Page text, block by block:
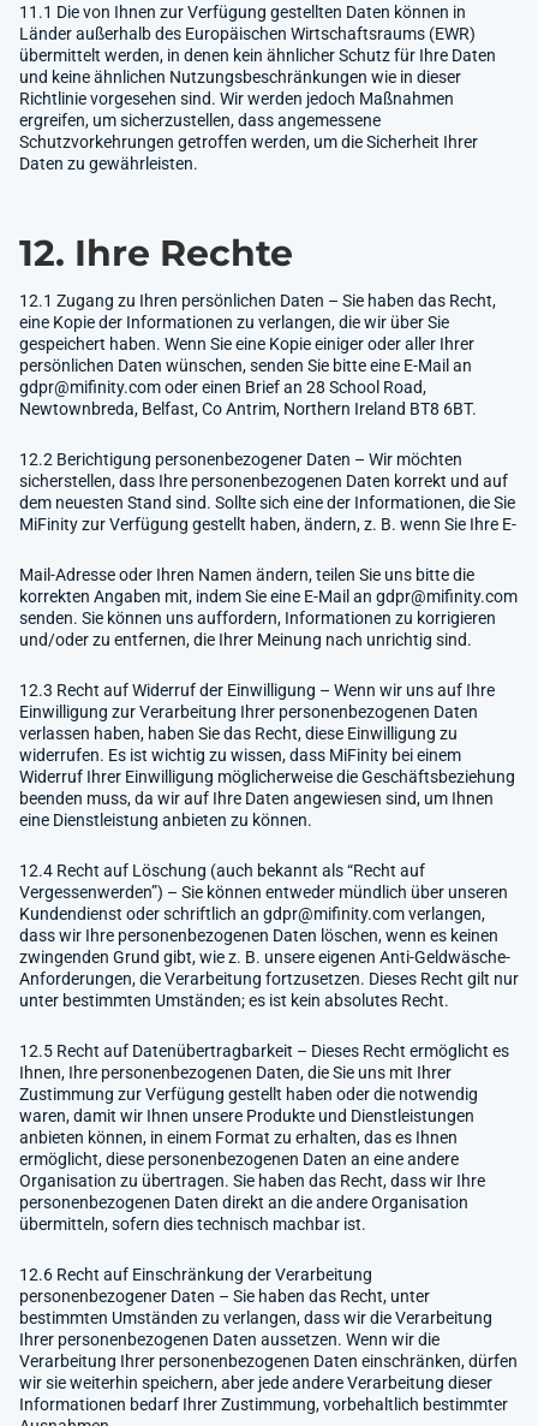
11.1 Die von Ihnen zur Verfügung gestellten Daten können in
Länder außerhalb des Europäischen Wirtschaftsraums (EWR)
übermittelt werden, in denen kein ähnlicher Schutz für Ihre Daten
und keine ähnlichen Nutzungsbeschränkungen wie in dieser
Richtlinie vorgesehen sind. Wir werden jedoch Maßnahmen
ergreifen, um sicherzustellen, dass angemessene
Schutzvorkehrungen getroffen werden, um die Sicherheit Ihrer
Daten zu gewährleisten.
12. Ihre Rechte
12.1 Zugang zu Ihren persönlichen Daten – Sie haben das Recht,
eine Kopie der Informationen zu verlangen, die wir über Sie
gespeichert haben. Wenn Sie eine Kopie einiger oder aller Ihrer
persönlichen Daten wünschen, senden Sie bitte eine E-Mail an
gdpr@mifinity.comoder einen Brief an 28 School Road,
Newtownbreda, Belfast, Co Antrim, Northern Ireland BT8 6BT.
12.2 Berichtigung personenbezogener Daten – Wir möchten
sicherstellen, dass Ihre personenbezogenen Daten korrekt und auf
dem neuesten Stand sind. Sollte sich eine der Informationen, die Sie
MiFinity zur Verfügung gestellt haben, ändern, z. B. wenn Sie Ihre E-
Mail-Adresse oder Ihren Namen ändern, teilen Sie uns bitte die
korrekten Angaben mit, indem Sie eine E-Mail an gdpr@mifinity.com
senden. Sie können uns auffordern, Informationen zu korrigieren
und/oder zu entfernen, die Ihrer Meinung nach unrichtig sind.
12.3 Recht auf Widerruf der Einwilligung – Wenn wir uns auf Ihre
Einwilligung zur Verarbeitung Ihrer personenbezogenen Daten
verlassen haben, haben Sie das Recht, diese Einwilligung zu
widerrufen. Es ist wichtig zu wissen, dass MiFinity bei einem
Widerruf Ihrer Einwilligung möglicherweise die Geschäftsbeziehung
beenden muss, da wir auf Ihre Daten angewiesen sind, um Ihnen
eine Dienstleistung anbieten zu können.
12.4 Recht auf Löschung (auch bekannt als “Recht auf
Vergessenwerden”) – Sie können entweder mündlich über unseren
Kundendienst oder schriftlich an gdpr@mifinity.comverlangen,
dass wir Ihre personenbezogenen Daten löschen, wenn es keinen
zwingenden Grund gibt, wie z. B. unsere eigenen Anti-Geldwäsche-
Anforderungen, die Verarbeitung fortzusetzen. Dieses Recht gilt nur
unter bestimmten Umständen; es ist kein absolutes Recht.
12.5 Recht auf Datenübertragbarkeit – Dieses Recht ermöglicht es
Ihnen, Ihre personenbezogenen Daten, die Sie uns mit Ihrer
Zustimmung zur Verfügung gestellt haben oder die notwendig
waren, damit wir Ihnen unsere Produkte und Dienstleistungen
anbieten können, in einem Format zu erhalten, das es Ihnen
ermöglicht, diese personenbezogenen Daten an eine andere
Organisation zu übertragen. Sie haben das Recht, dass wir Ihre
personenbezogenen Daten direkt an die andere Organisation
übermitteln, sofern dies technisch machbar ist.
12.6 Recht auf Einschränkung der Verarbeitung
personenbezogener Daten – Sie haben das Recht, unter
bestimmten Umständen zu verlangen, dass wir die Verarbeitung
Ihrer personenbezogenen Daten aussetzen. Wenn wir die
Verarbeitung Ihrer personenbezogenen Daten einschränken, dürfen
wir sie weiterhin speichern, aber jede andere Verarbeitung dieser
Informationen bedarf Ihrer Zustimmung, vorbehaltlich bestimmter